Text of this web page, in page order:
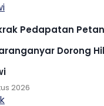
Pedapatan
Dorong
2026